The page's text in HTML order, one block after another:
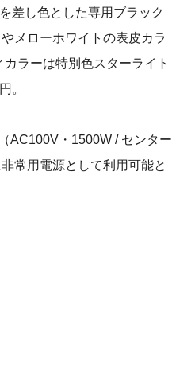
差し色とした専用ブラック
メローホワイトの表皮カラ
ラーは特別色スターライト
。
AC100V・1500W / センター
常用電源として利用可能と